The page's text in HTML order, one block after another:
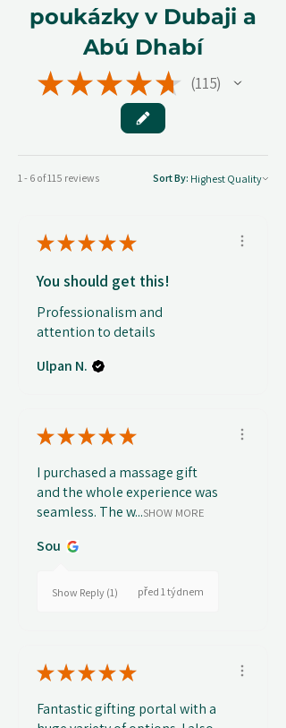
poukázky v Dubaji a
Abú Dhabí
★★★★★ 115
115
1 - 6 of 115 reviews Sort By:
★★★★★
You should get this!
Professionalism and
attention to details
Ulpan N.
★★★★★
I purchased a massage gift
and the whole experience was
seamless. The w...SHOW MORE
Sou
Show Reply (1) před 1 týdnem
★★★★★
Fantastic gifting portal with a